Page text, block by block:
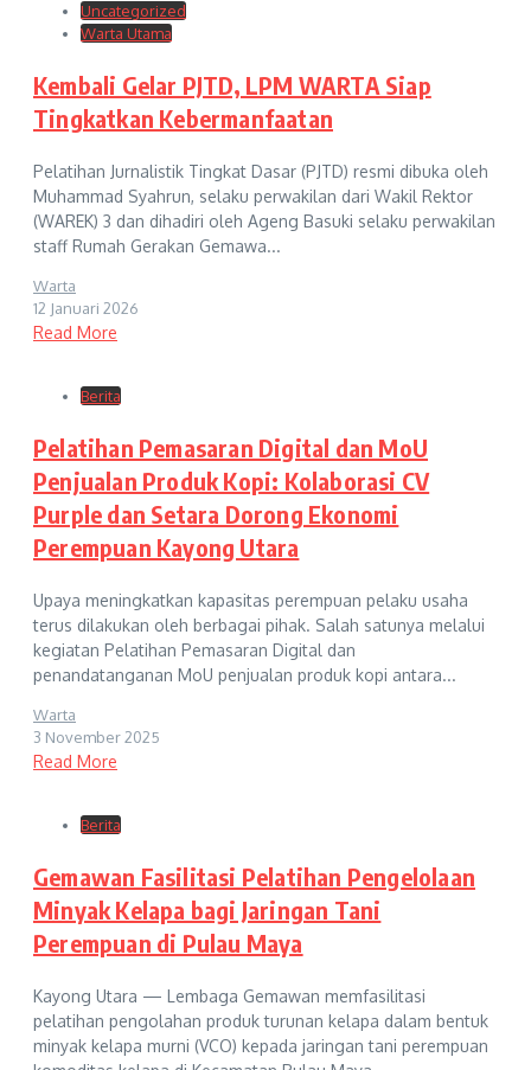
Uncategorized
Warta Utama
Kembali Gelar PJTD, LPM WARTA Siap
Tingkatkan Kebermanfaatan
Pelatihan Jurnalistik Tingkat Dasar (PJTD) resmi dibuka oleh
Muhammad Syahrun, selaku perwakilan dari Wakil Rektor
(WAREK) 3 dan dihadiri oleh Ageng Basuki selaku perwakilan
staff Rumah Gerakan Gemawa...
Warta
12 Januari 2026
Read More
Berita
Pelatihan Pemasaran Digital dan MoU
Penjualan Produk Kopi: Kolaborasi CV
Purple dan Setara Dorong Ekonomi
Perempuan Kayong Utara
Upaya meningkatkan kapasitas perempuan pelaku usaha
terus dilakukan oleh berbagai pihak. Salah satunya melalui
kegiatan Pelatihan Pemasaran Digital dan
penandatanganan MoU penjualan produk kopi antara...
Warta
3 November 2025
Read More
Berita
Gemawan Fasilitasi Pelatihan Pengelolaan
Minyak Kelapa bagi Jaringan Tani
Perempuan di Pulau Maya
Kayong Utara — Lembaga Gemawan memfasilitasi
pelatihan pengolahan produk turunan kelapa dalam bentuk
minyak kelapa murni (VCO) kepada jaringan tani perempuan